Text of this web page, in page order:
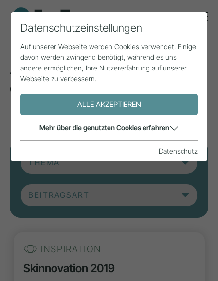
Aktuelle Beiträge aus
der Forschung, Praxis
und aus Projekten.
INSPIRATION
Skinnovation 2019
Datenschutzeinstellungen
Auf unserer Webseite werden Cookies verwendet. Einige
davon werden zwingend benötigt, während es uns
andere ermöglichen, Ihre Nutzererfahrung auf unserer
Webseite zu verbessern.
ALLE AKZEPTIEREN
Mehr über die genutzten Cookies erfahren
Datenschutz